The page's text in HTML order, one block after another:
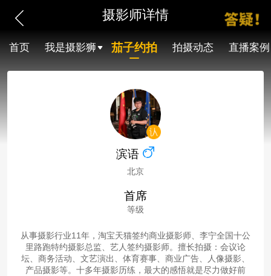
摄影师详情
首页 我是摄影狮 茄子约拍 拍摄动态 直播案例
滨语
北京
首席
等级
从事摄影行业11年，淘宝天猫签约商业摄影师、李宁全国十公
里路跑特约摄影总监、艺人签约摄影师。擅长拍摄：会议论
坛、商务活动、文艺演出、体育赛事、商业广告、人像摄影、
产品摄影等。十多年摄影历练，最大的感悟就是尽力做好前